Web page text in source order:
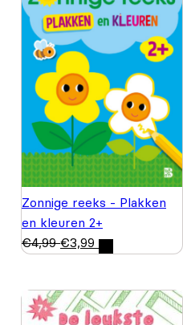
Zonnige reeks - Plakken
en kleuren 2+
€4,99 €3,99